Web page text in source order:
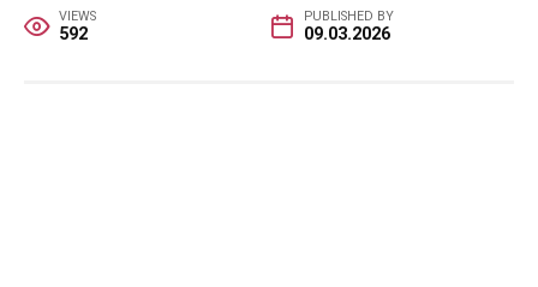
VIEWS
592
PUBLISHED BY
09.03.2026